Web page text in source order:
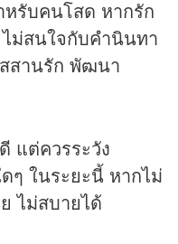
รับคนโสด หากรัก
ม่สนใจกับคำนินทา
สสานรัก พัฒนา
แต่ควรระวัง
ๆ ในระยะนี้ หากไม่
ไม่สบายได้